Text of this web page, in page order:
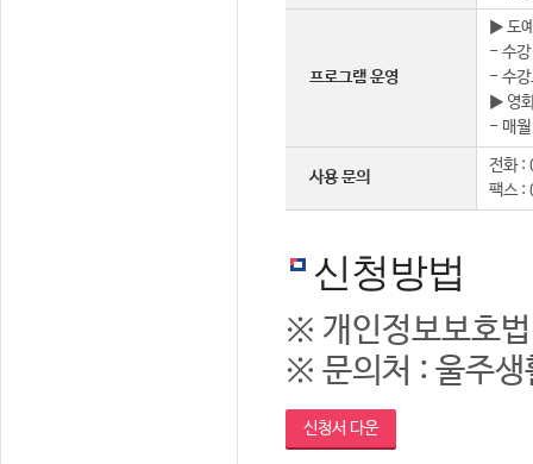
프로그램 운영
▶ 도
- 수강
- 수강
▶ 영
- 매월
사용 문의
전화
팩스
신청방법
※ 개인정보보호
※ 문의처 : 울주
신청서 다운